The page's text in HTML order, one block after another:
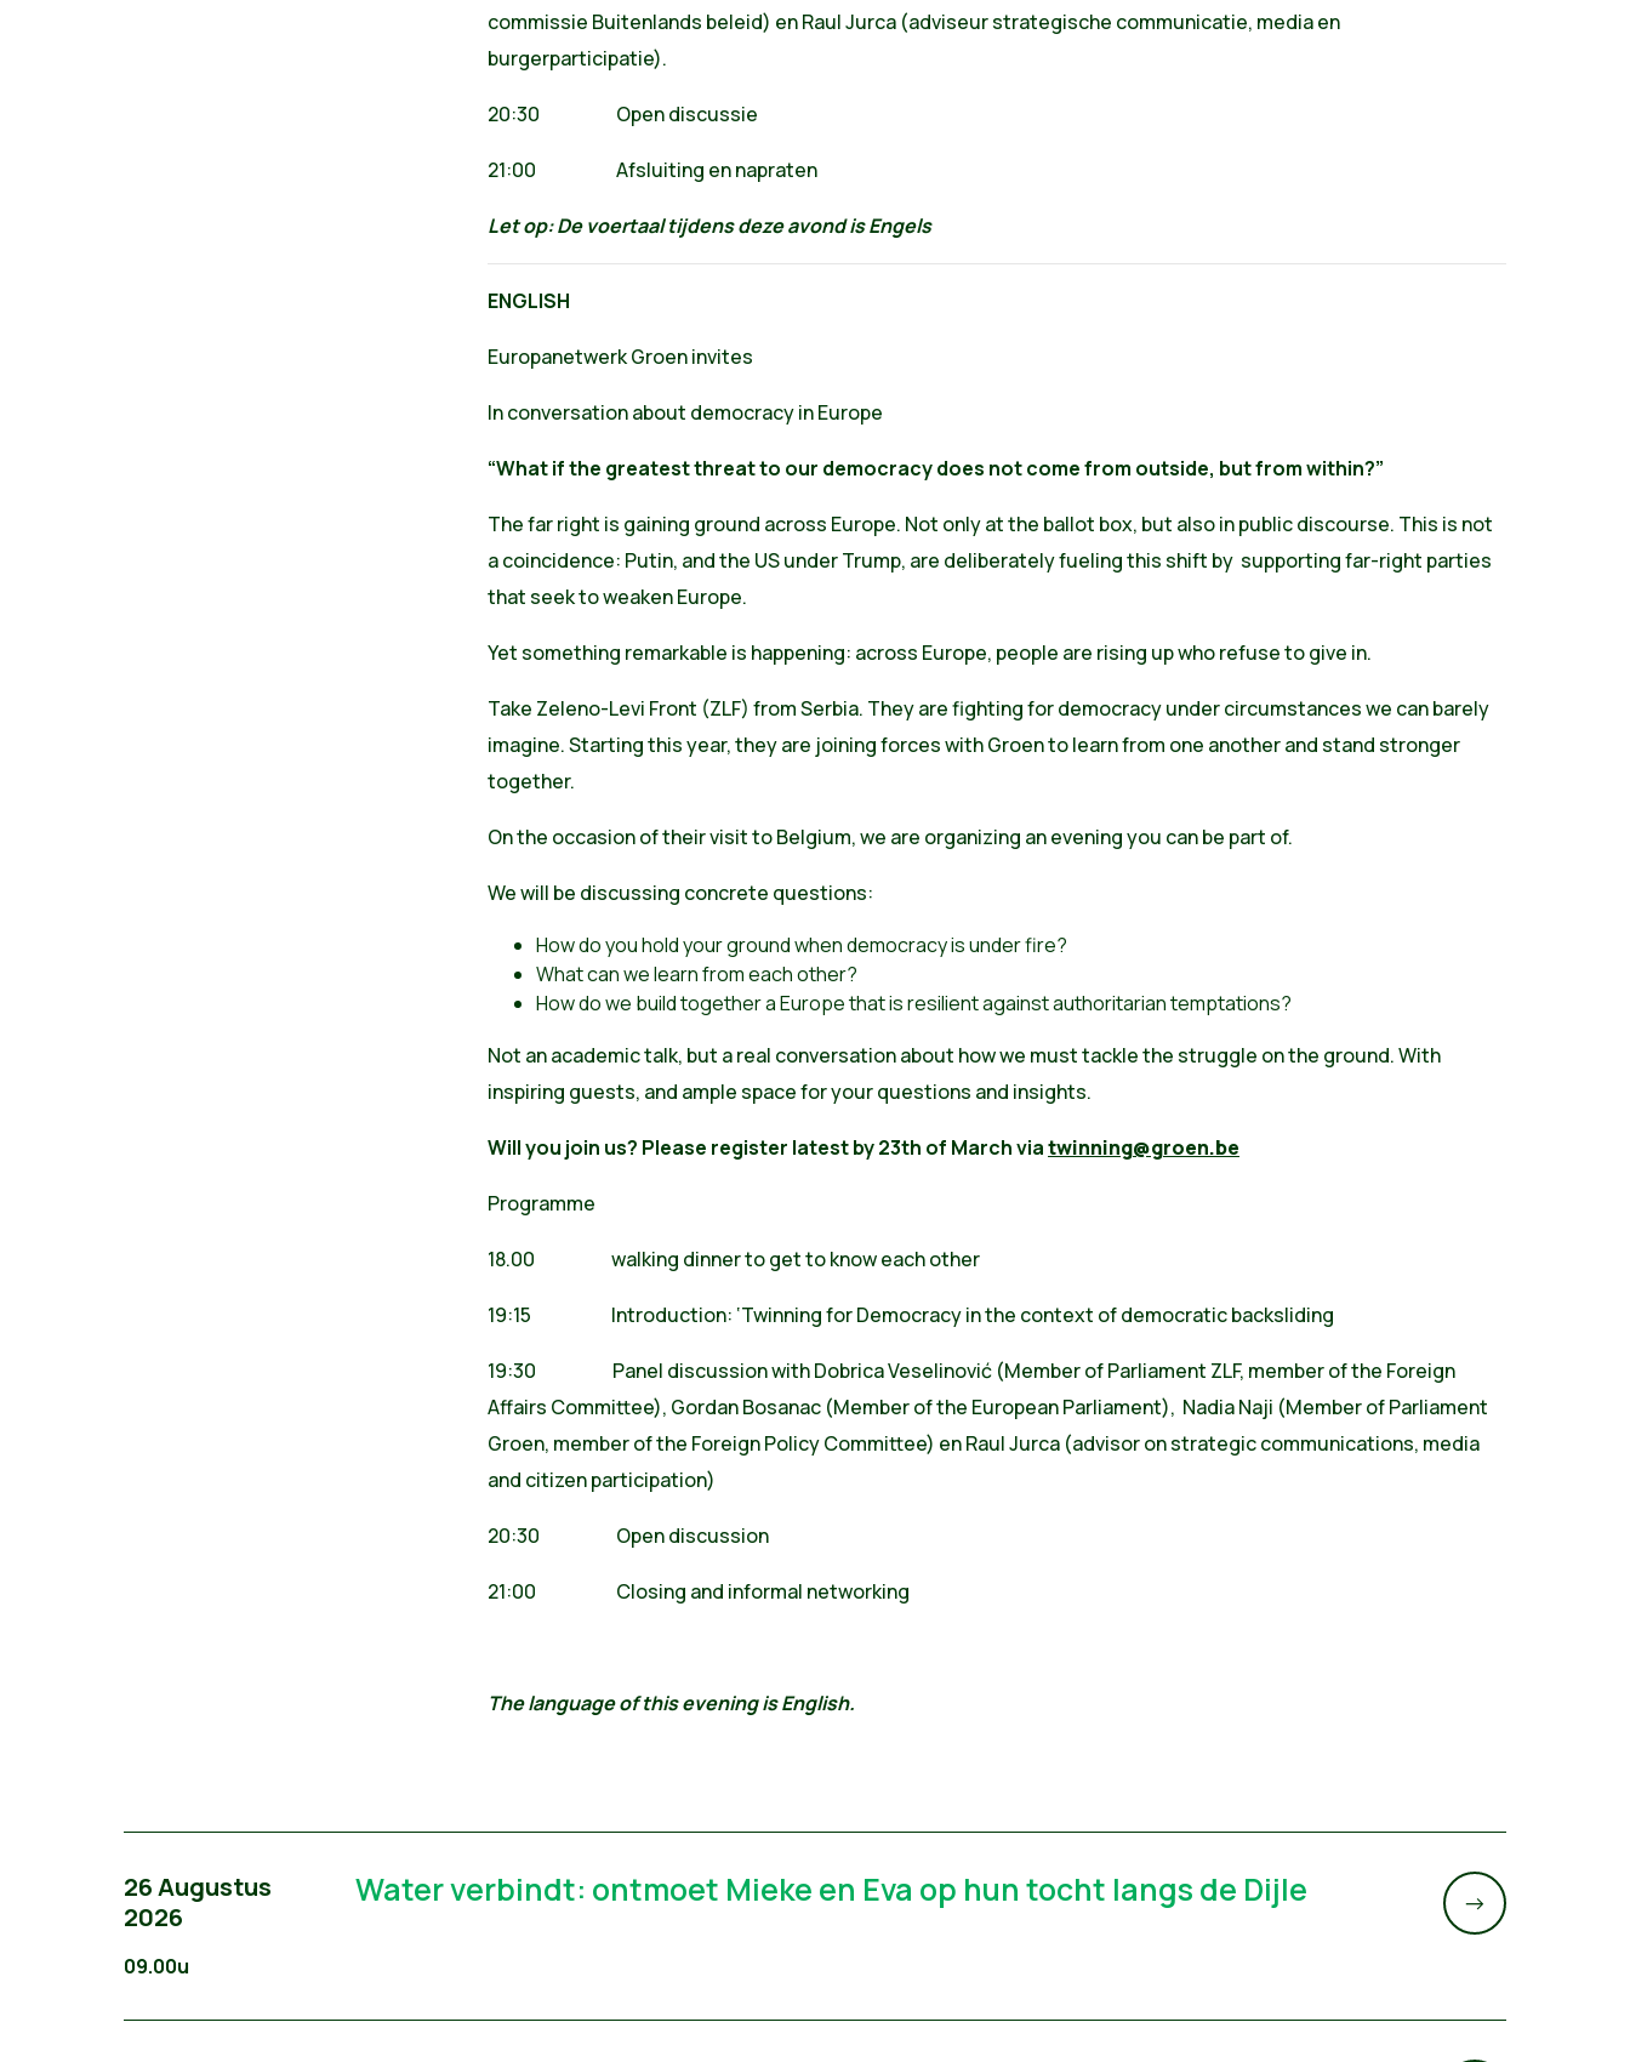
commissie Buitenlands beleid) en Raul Jurca (adviseur strategische communicatie, media en
burgerparticipatie).
20:30 Open discussie
21:00 Afsluiting en napraten
Let op: De voertaal tijdens deze avond is Engels
ENGLISH
Europanetwerk Groen invites
In conversation about democracy in Europe
“What if the greatest threat to our democracy does not come from outside, but from within?”
The far right is gaining ground across Europe. Not only at the ballot box, but also in public discourse. This is not
a coincidence: Putin, and the US under Trump, are deliberately fueling this shift by supporting far-right parties
that seek to weaken Europe.
Yet something remarkable is happening: across Europe, people are rising up who refuse to give in.
Take Zeleno-Levi Front (ZLF) from Serbia. They are fighting for democracy under circumstances we can barely
imagine. Starting this year, they are joining forces with Groen to learn from one another and stand stronger
together.
On the occasion of their visit to Belgium, we are organizing an evening you can be part of.
We will be discussing concrete questions:
How do you hold your ground when democracy is under fire?
What can we learn from each other?
How do we build together a Europe that is resilient against authoritarian temptations?
Not an academic talk, but a real conversation about how we must tackle the struggle on the ground. With
inspiring guests, and ample space for your questions and insights.
Will you join us? Please register latest by 23th of March viatwinning@groen.be
Programme
18.00 walking dinner to get to know each other
19:15 Introduction: ‘Twinning for Democracy in the context of democratic backsliding
19:30 Panel discussion with Dobrica Veselinović (Member of Parliament ZLF, member of the Foreign
Affairs Committee), Gordan Bosanac (Member of the European Parliament), Nadia Naji (Member of Parliament
Groen, member of the Foreign Policy Committee) en Raul Jurca (advisor on strategic communications, media
and citizen participation)
20:30 Open discussion
21:00 Closing and informal networking
The language of this evening is English.
26 Augustus
2026
09.00u
Water verbindt: ontmoet Mieke en Eva op hun tocht langs de Dijle ->